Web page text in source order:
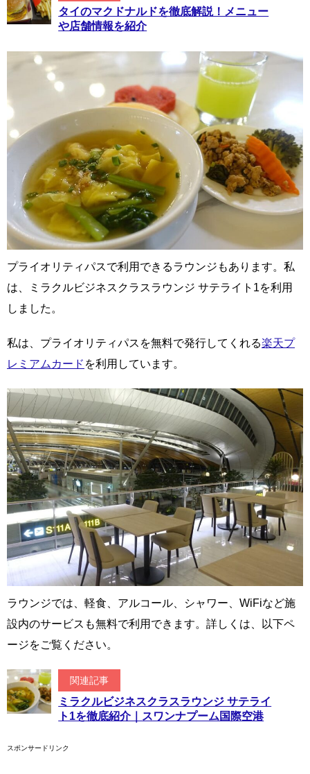
タイのマクドナルドを徹底解説！メニュー
や店舗情報を紹介
プライオリティパスで利用できるラウンジもあります。私
は、ミラクルビジネスクラスラウンジ サテライト1を利用
しました。
私は、プライオリティパスを無料で発行してくれる楽天プ
レミアムカード を利用しています。
ラウンジでは、軽食、アルコール、シャワー、WiFiなど施
設内のサービスも無料で利用できます。詳しくは、以下ペ
ージをご覧ください。
関連記事
ミラクルビジネスクラスラウンジ サテライ
ト1を徹底紹介｜スワンナプーム国際空港
スポンサードリンク